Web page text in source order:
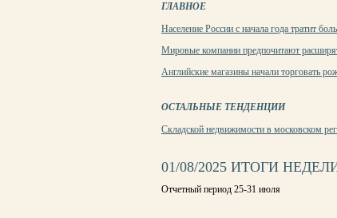
ГЛАВНОЕ
Население России с начала года тратит
Мировые компании предпочитают
Английские магазины начали торговать
ОСТАЛЬНЫЕ ТЕНДЕНЦИИ
Складской недвижимости в московском
01/08/2025 ИТОГИ
Отчетный период 25-31 июля